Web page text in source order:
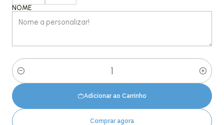
NOME
Quantidade
Adicionar ao Carrinho
Comprar agora